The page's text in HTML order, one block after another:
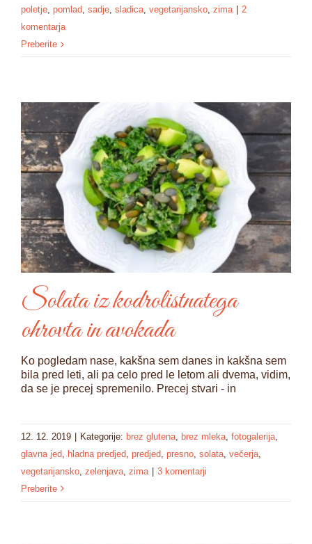
poletje, pomlad, sadje, sladica, vegetarijansko, zima
2
komentarja
Preberite
Solata iz kodrolistnatega
ohrovta in avokada
Ko pogledam nase, kakšna sem danes in kakšna sem
bila pred leti, ali pa celo pred le letom ali dvema, vidim,
da se je precej spremenilo. Precej stvari - in
12. 12. 2019 Kategorije: brez glutena brez mleka fotogalerija
glavna jed
hladna predjed predjed presno solata večerja
vegetarijansko zelenjava zima
3 komentarji
Preberite